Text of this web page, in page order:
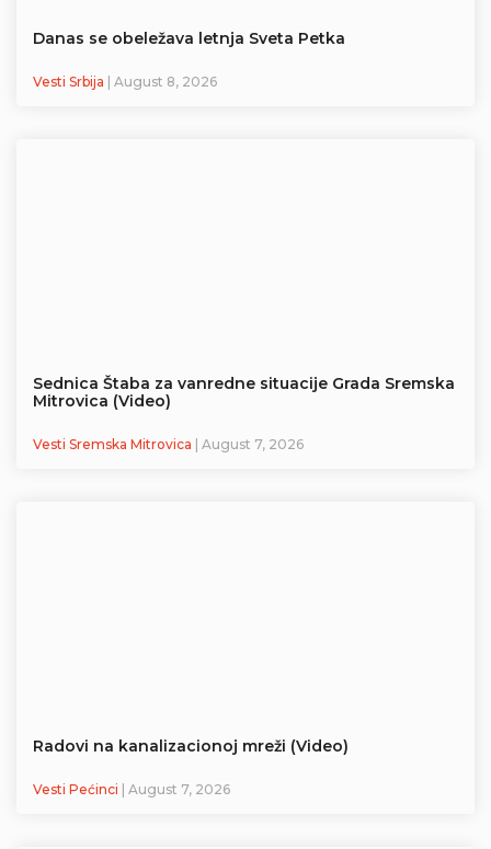
Danas se obeležava letnja Sveta Petka
Vesti Srbija | August 8, 2026
Sednica Štaba za vanredne situacije Grada Sremska
Mitrovica (Video)
Vesti Sremska Mitrovica | August 7, 2026
Radovi na kanalizacionoj mreži (Video)
Vesti Pećinci | August 7, 2026